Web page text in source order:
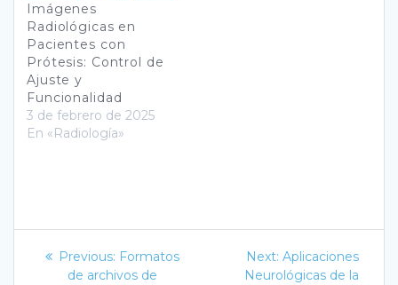
Imágenes
Radiológicas en
Pacientes con
Prótesis: Control de
Ajuste y
Funcionalidad
3 de febrero de 2025
En «Radiología»
Navegación
Previous: Previous
post:
Formatos
de archivos de
Next: Next
post:
Aplicaciones
Neurológicas de la